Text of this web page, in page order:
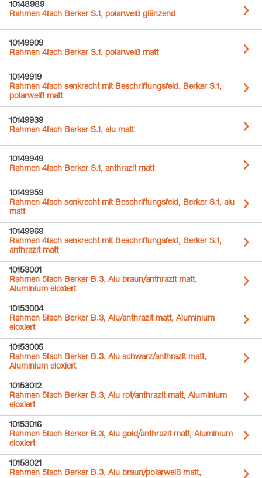
10148989
Rahmen 4fach Berker S.1, polarweiß glänzend
10149909
Rahmen 4fach Berker S.1, polarweiß matt
10149919
Rahmen 4fach senkrecht mit Beschriftungsfeld, Berker S.1,
polarweiß matt
10149939
Rahmen 4fach Berker S.1, alu matt
10149949
Rahmen 4fach Berker S.1, anthrazit matt
10149959
Rahmen 4fach senkrecht mit Beschriftungsfeld, Berker S.1, alu
matt
10149969
Rahmen 4fach senkrecht mit Beschriftungsfeld, Berker S.1,
anthrazit matt
10153001
Rahmen 5fach Berker B.3, Alu braun/anthrazit matt,
Aluminium eloxiert
10153004
Rahmen 5fach Berker B.3, Alu/anthrazit matt, Aluminium
eloxiert
10153005
Rahmen 5fach Berker B.3, Alu schwarz/anthrazit matt,
Aluminium eloxiert
10153012
Rahmen 5fach Berker B.3, Alu rot/anthrazit matt, Aluminium
eloxiert
10153016
Rahmen 5fach Berker B.3, Alu gold/anthrazit matt, Aluminium
eloxiert
10153021
Rahmen 5fach Berker B.3, Alu braun/polarweiß matt,